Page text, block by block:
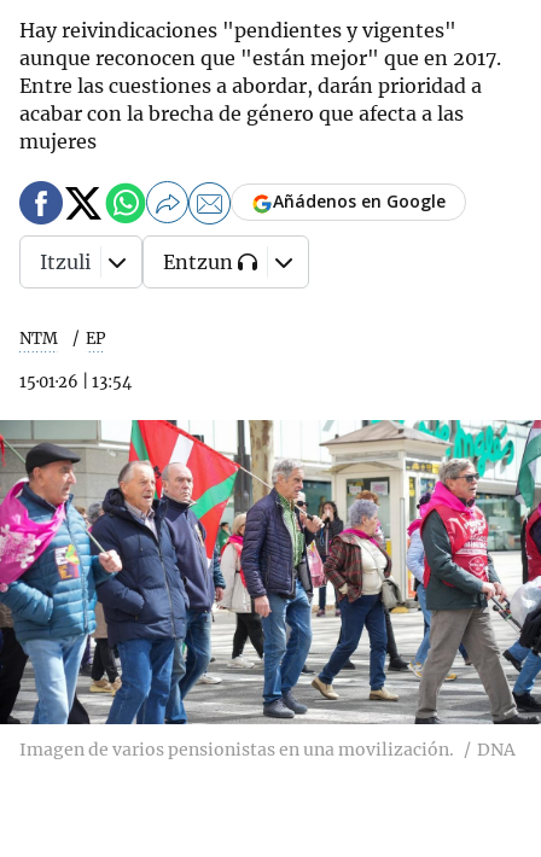
Hay reivindicaciones "pendientes y vigentes"
aunque reconocen que "están mejor" que en 2017.
Entre las cuestiones a abordar, darán prioridad a
acabar con la brecha de género que afecta a las
mujeres
NTM EP
15·01·26 13:54
Añádenos en Google
Itzuli Entzun
Imagen de varios pensionistas en una movilización. DNA